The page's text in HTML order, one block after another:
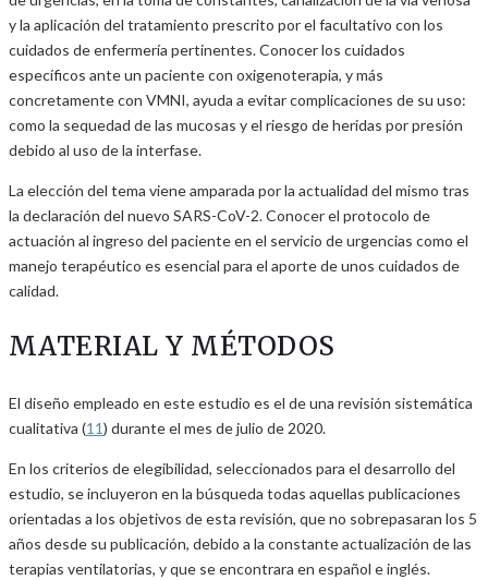
y la aplicación del tratamiento prescrito por el facultativo con los
cuidados de enfermería pertinentes. Conocer los cuidados
específicos ante un paciente con oxigenoterapia, y más
concretamente con VMNI, ayuda a evitar complicaciones de su uso:
como la sequedad de las mucosas y el riesgo de heridas por presión
debido al uso de la interfase.
La elección del tema viene amparada por la actualidad del mismo tras
la declaración del nuevo SARS-CoV-2. Conocer el protocolo de
actuación al ingreso del paciente en el servicio de urgencias como el
manejo terapéutico es esencial para el aporte de unos cuidados de
calidad.
MATERIAL Y MÉTODOS
El diseño empleado en este estudio es el de una revisión sistemática
cualitativa (11) durante el mes de julio de 2020.
En los criterios de elegibilidad, seleccionados para el desarrollo del
estudio, se incluyeron en la búsqueda todas aquellas publicaciones
orientadas a los objetivos de esta revisión, que no sobrepasaran los 5
años desde su publicación, debido a la constante actualización de las
terapias ventilatorias, y que se encontrara en español e inglés.